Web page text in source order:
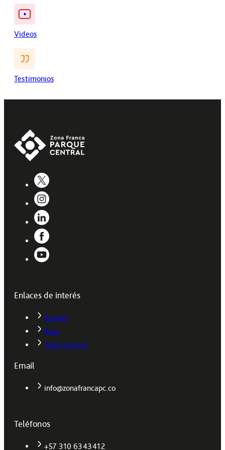
Videos
Testimonios
Enlaces de interés
Appolo
Blog
Super Access
Email
info@zonafrancapc.co
Teléfonos
+57 310 6343412